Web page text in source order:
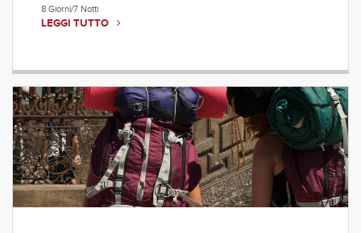
8 Giorni/7 Notti
LEGGI TUTTO